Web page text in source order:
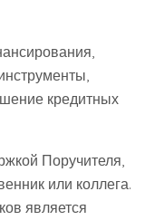
кредитных
Поручителя,
или коллега.
является